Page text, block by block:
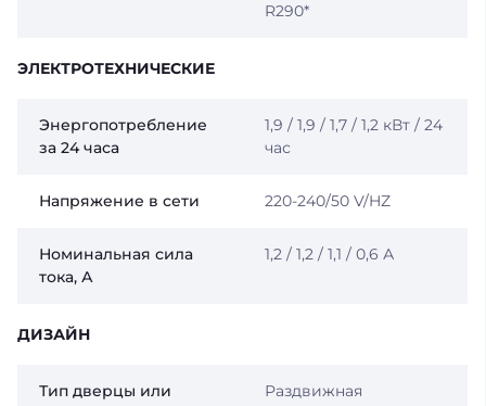
R290*
ЭЛЕКТРОТЕХНИЧЕСКИЕ
Энергопотребление
за 24 часа
1,9 / 1,9 / 1,7 / 1,2 кВт / 24
час
Напряжение в сети 220-240/50 V/HZ
Номинальная сила
тока, А
1,2 / 1,2 / 1,1 / 0,6 А
ДИЗАЙН
Тип дверцы или
Раздвижная